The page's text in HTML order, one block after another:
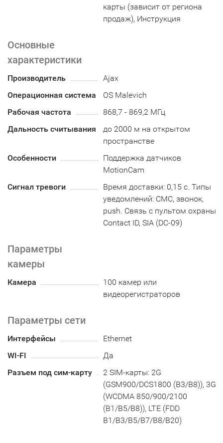
карты (зависит от региона
продаж), Инструкция
Основные
характеристики
Производитель
Ajax
Операционная система
OS Malevich
Рабочая частота
868,7 - 869,2 МГц
Дальность считывания
до 2000 м на открытом
пространстве
Особенности
Поддержка датчиков
MotionCam
Сигнал тревоги
Время доставки: 0,15 с. Типы
уведомлений: СМС, звонок,
push. Связь с пультом охраны
Contact ID, SIA (DC-09)
Параметры
камеры
Камера
100 камер или
видеорегистраторов
Параметры сети
Интерфейсы
Ethernet
WI-FI
Да
Разъем под сим-карту
2 SIM-карты: 2G
(GSM900/DCS1800 (B3/B8)), 3G
(WCDMA 850/900/2100
(B1/B5/B8)), LTE (FDD
B1/B3/B5/B7/B8/B20)